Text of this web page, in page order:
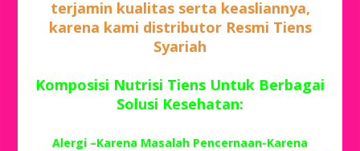
terjamin kualitas serta keasliannya,
karena kami distributor Resmi Tiens
Syariah
Komposisi Nutrisi Tiens Untuk Berbagai
Solusi Kesehatan:
Alergi –Karena Masalah Pencernaan-Karena